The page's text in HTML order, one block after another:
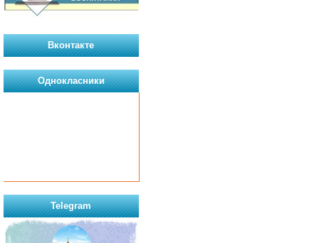
Вконтакте
Однокласники
Telegram